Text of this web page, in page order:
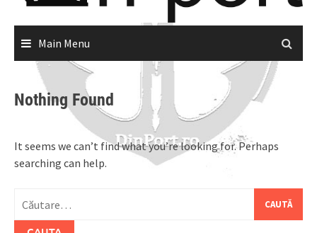
Main Menu
Nothing Found
It seems we can’t find what you’re looking for. Perhaps
searching can help.
după: